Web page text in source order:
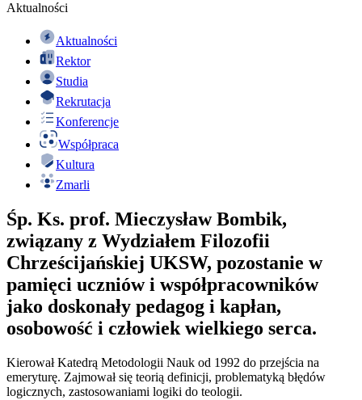
Aktualności
Aktualności
Rektor
Studia
Rekrutacja
Konferencje
Współpraca
Kultura
Zmarli
Śp. Ks. prof. Mieczysław Bombik,
związany z Wydziałem Filozofii
Chrześcijańskiej UKSW, pozostanie w
pamięci uczniów i współpracowników
jako doskonały pedagog i kapłan,
osobowość i człowiek wielkiego serca.
Kierował Katedrą Metodologii Nauk od 1992 do przejścia na
emeryturę. Zajmował się teorią definicji, problematyką błędów
logicznych, zastosowaniami logiki do teologii.